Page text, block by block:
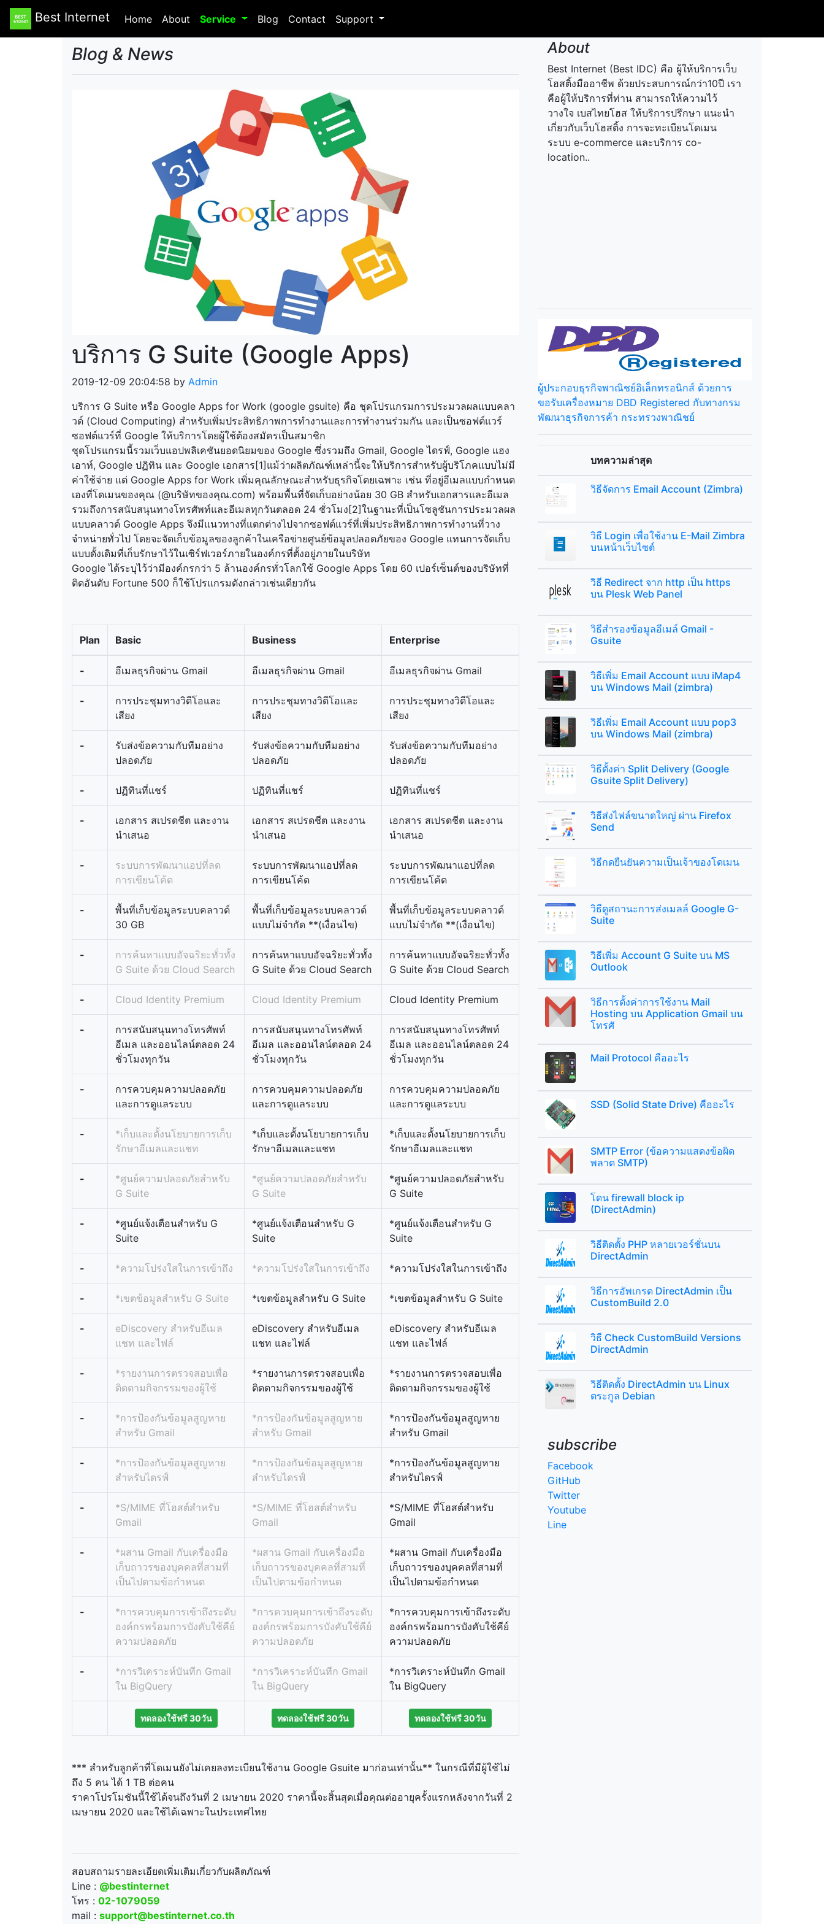
Best Internet Home (current)
About Service Blog Contact Support
Blog & News
บริการ G Suite (Google Apps)
2019-12-09 20:04:58 by Admin
บริการ G Suite หรือ Google Apps for Work (google gsuite) คือ ชุดโปรแกรมการประมวลผลแบบคลา
วด์ (Cloud Computing) สำหรับเพิ่มประสิทธิภาพการทำงานและการทำงานร่วมกัน และเป็นซอฟต์แวร์
ซอฟต์แวร์ที่ Google ให้บริการโดยผู้ใช้ต้องสมัครเป็นสมาชิก
ชุดโปรแกรมนี้รวมเว็บแอปพลิเคชันยอดนิยมของ Google ซึ่งรวมถึง Gmail, Google ไดรฟ์, Google แฮง
เอาท์, Google ปฏิทิน และ Google เอกสาร[1]แม้ว่าผลิตภัณฑ์เหล่านี้จะให้บริการสำหรับผู้บริโภคแบบไม่มี
ค่าใช้จ่าย แต่ Google Apps for Work เพิ่มคุณลักษณะสำหรับธุรกิจโดยเฉพาะ เช่น ที่อยู่อีเมลแบบกำหนด
เองที่โดเมนของคุณ (@บริษัทของคุณ.com) พร้อมพื้นที่จัดเก็บอย่างน้อย 30 GB สำหรับเอกสารและอีเมล
รวมถึงการสนับสนุนทางโทรศัพท์และอีเมลทุกวันตลอด 24 ชั่วโมง[2]ในฐานะที่เป็นโซลูชันการประมวลผล
แบบคลาวด์ Google Apps จึงมีแนวทางที่แตกต่างไปจากซอฟต์แวร์ที่เพิ่มประสิทธิภาพการทำงานที่วาง
จำหน่ายทั่วไป โดยจะจัดเก็บข้อมูลของลูกค้าในเครือข่ายศูนย์ข้อมูลปลอดภัยของ Google แทนการจัดเก็บ
แบบดั้งเดิมที่เก็บรักษาไว้ในเซิร์ฟเวอร์ภายในองค์กรที่ตั้งอยู่ภายในบริษัท
Google ได้ระบุไว้ว่ามีองค์กรกว่า 5 ล้านองค์กรทั่วโลกใช้ Google Apps โดย 60 เปอร์เซ็นต์ของบริษัทที่
ติดอันดับ Fortune 500 ก็ใช้โปรแกรมดังกล่าวเช่นเดียวกัน
Plan Basic Business Enterprise
- อีเมลธุรกิจผ่าน Gmail อีเมลธุรกิจผ่าน Gmail อีเมลธุรกิจผ่าน Gmail
-
การประชุมทางวิดีโอและ
เสียง
การประชุมทางวิดีโอและ
เสียง
การประชุมทางวิดีโอและ
เสียง
-
รับส่งข้อความกับทีมอย่าง
ปลอดภัย
รับส่งข้อความกับทีมอย่าง
ปลอดภัย
รับส่งข้อความกับทีมอย่าง
ปลอดภัย
- ปฏิทินที่แชร์ ปฏิทินที่แชร์ ปฏิทินที่แชร์
-
เอกสาร สเปรดชีต และงาน
นำเสนอ
เอกสาร สเปรดชีต และงาน
นำเสนอ
เอกสาร สเปรดชีต และงาน
นำเสนอ
-
ระบบการพัฒนาแอปที่ลด
การเขียนโค้ด
ระบบการพัฒนาแอปที่ลด
การเขียนโค้ด
ระบบการพัฒนาแอปที่ลด
การเขียนโค้ด
-
พื้นที่เก็บข้อมูลระบบคลาวด์
30 GB
พื้นที่เก็บข้อมูลระบบคลาวด์
แบบไม่จำกัด **(เงื่อนไข)
พื้นที่เก็บข้อมูลระบบคลาวด์
แบบไม่จำกัด **(เงื่อนไข)
-
การค้นหาแบบอัจฉริยะทั่วทั้ง
G Suite ด้วย Cloud Search
การค้นหาแบบอัจฉริยะทั่วทั้ง
G Suite ด้วย Cloud Search
การค้นหาแบบอัจฉริยะทั่วทั้ง
G Suite ด้วย Cloud Search
- Cloud Identity Premium Cloud Identity Premium Cloud Identity Premium
-
การสนับสนุนทางโทรศัพท์
อีเมล และออนไลน์ตลอด 24
ชั่วโมงทุกวัน
การสนับสนุนทางโทรศัพท์
อีเมล และออนไลน์ตลอด 24
ชั่วโมงทุกวัน
การสนับสนุนทางโทรศัพท์
อีเมล และออนไลน์ตลอด 24
ชั่วโมงทุกวัน
-
การควบคุมความปลอดภัย
และการดูแลระบบ
การควบคุมความปลอดภัย
และการดูแลระบบ
การควบคุมความปลอดภัย
และการดูแลระบบ
-
*เก็บและตั้งนโยบายการเก็บ
รักษาอีเมลและแชท
*เก็บและตั้งนโยบายการเก็บ
รักษาอีเมลและแชท
*เก็บและตั้งนโยบายการเก็บ
รักษาอีเมลและแชท
-
*ศูนย์ความปลอดภัยสำหรับ
G Suite
*ศูนย์ความปลอดภัยสำหรับ
G Suite
*ศูนย์ความปลอดภัยสำหรับ
G Suite
-
*ศูนย์แจ้งเตือนสำหรับ G
Suite
*ศูนย์แจ้งเตือนสำหรับ G
Suite
*ศูนย์แจ้งเตือนสำหรับ G
Suite
- *ความโปร่งใสในการเข้าถึง *ความโปร่งใสในการเข้าถึง *ความโปร่งใสในการเข้าถึง
- *เขตข้อมูลสำหรับ G Suite *เขตข้อมูลสำหรับ G Suite *เขตข้อมูลสำหรับ G Suite
-
eDiscovery สำหรับอีเมล
แชท และไฟล์
eDiscovery สำหรับอีเมล
แชท และไฟล์
eDiscovery สำหรับอีเมล
แชท และไฟล์
-
*รายงานการตรวจสอบเพื่อ
ติดตามกิจกรรมของผู้ใช้
*รายงานการตรวจสอบเพื่อ
ติดตามกิจกรรมของผู้ใช้
*รายงานการตรวจสอบเพื่อ
ติดตามกิจกรรมของผู้ใช้
-
*การป้องกันข้อมูลสูญหาย
สำหรับ Gmail
*การป้องกันข้อมูลสูญหาย
สำหรับ Gmail
*การป้องกันข้อมูลสูญหาย
สำหรับ Gmail
-
*การป้องกันข้อมูลสูญหาย
สำหรับไดรฟ์
*การป้องกันข้อมูลสูญหาย
สำหรับไดรฟ์
*การป้องกันข้อมูลสูญหาย
สำหรับไดรฟ์
-
*S/MIME ที่โฮสต์สำหรับ
Gmail
*S/MIME ที่โฮสต์สำหรับ
Gmail
*S/MIME ที่โฮสต์สำหรับ
Gmail
-
*ผสาน Gmail กับเครื่องมือ
เก็บถาวรของบุคคลที่สามที่
เป็นไปตามข้อกำหนด
*ผสาน Gmail กับเครื่องมือ
เก็บถาวรของบุคคลที่สามที่
เป็นไปตามข้อกำหนด
*ผสาน Gmail กับเครื่องมือ
เก็บถาวรของบุคคลที่สามที่
เป็นไปตามข้อกำหนด
-
*การควบคุมการเข้าถึงระดับ
องค์กรพร้อมการบังคับใช้คีย์
ความปลอดภัย
*การควบคุมการเข้าถึงระดับ
องค์กรพร้อมการบังคับใช้คีย์
ความปลอดภัย
*การควบคุมการเข้าถึงระดับ
องค์กรพร้อมการบังคับใช้คีย์
ความปลอดภัย
-
*การวิเคราะห์บันทีก Gmail
ใน BigQuery
*การวิเคราะห์บันทีก Gmail
ใน BigQuery
*การวิเคราะห์บันทีก Gmail
ใน BigQuery
ทดลองใช้ฟรี 30วัน ทดลองใช้ฟรี 30วัน ทดลองใช้ฟรี 30วัน
*** สำหรับลูกค้าที่โดเมนยังไม่เคยลงทะเบียนใช้งาน Google Gsuite มาก่อนเท่านั้น** ในกรณีที่มีผู้ใช้ไม่
ถึง 5 คน ได้ 1 TB ต่อคน
ราคาโปรโมชันนี้ใช้ได้จนถึงวันที่ 2 เมษายน 2020 ราคานี้จะสิ้นสุดเมื่อคุณต่ออายุครั้งแรกหลังจากวันที่ 2
เมษายน 2020 และใช้ได้เฉพาะในประเทศไทย
สอบสถามรายละเอียดเพิ่มเติมเกี่ยวกับผลิตภัณฑ์
Line : @bestinternet
โทร : 02-1079059
mail : support@bestinternet.co.th
About
Best Internet (Best IDC) คือ ผู้ให้บริการเว็บ
โฮสติ้งมืออาชีพ ด้วยประสบการณ์กว่า10ปี เรา
คือผู้ให้บริการที่ท่าน สามารถให้ความไว้
วางใจ เบสไทยโฮส ให้บริการปรึกษา แนะนำ
เกี่ยวกับเว็บโฮสติ้ง การจะทะเบียนโดเมน
ระบบ e-commerce และบริการ co-
location..
ผู้ประกอบธุรกิจพาณิชย์อิเล็กทรอนิกส์ ด้วยการ
ขอรับเครื่องหมาย DBD Registered กับทางกรม
พัฒนาธุรกิจการค้า กระทรวงพาณิชย์
บทความล่าสุด
วิธีจัดการ Email Account (Zimbra)
วิธี Login เพื่อใช้งาน E-Mail Zimbra
บนหน้าเว็บไซต์
วิธี Redirect จาก http เป็น https
บน Plesk Web Panel
วิธีสำรองข้อมูลอีเมล์ Gmail -
Gsuite
วิธีเพิ่ม Email Account แบบ iMap4
บน Windows Mail (zimbra)
วิธีเพิ่ม Email Account แบบ pop3
บน Windows Mail (zimbra)
วิธีตั้งค่า Split Delivery (Google
Gsuite Split Delivery)
วิธีส่งไฟล์ขนาดใหญ่ ผ่าน Firefox
Send
วิธีกดยืนยันความเป็นเจ้าของโดเมน
วิธีดูสถานะการส่งเมลล์ Google G-
Suite
วิธีเพิ่ม Account G Suite บน MS
Outlook
วิธีการตั้งค่าการใช้งาน Mail
Hosting บน Application Gmail บน
โทรศั
Mail Protocol คืออะไร
SSD (Solid State Drive) คืออะไร
SMTP Error (ข้อความแสดงข้อผิด
พลาด SMTP)
โดน firewall block ip
(DirectAdmin)
วิธีติดตั้ง PHP หลายเวอร์ชั่นบน
DirectAdmin
วิธีการอัพเกรด DirectAdmin เป็น
CustomBuild 2.0
วิธี Check CustomBuild Versions
DirectAdmin
วิธีติดตั้ง DirectAdmin บน Linux
ตระกูล Debian
subscribe
Facebook
GitHub
Twitter
Youtube
Line